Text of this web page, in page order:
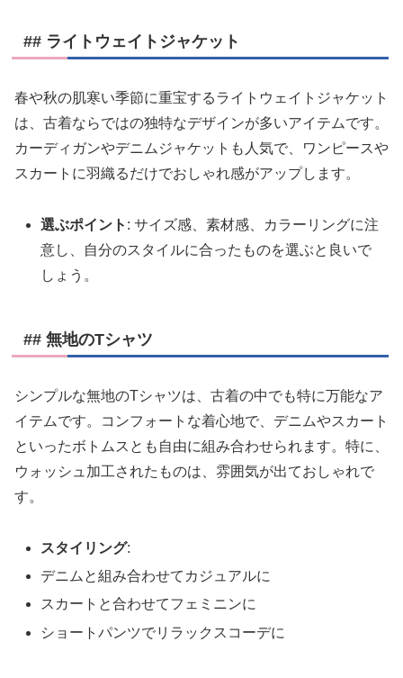
## ライトウェイトジャケット
春や秋の肌寒い季節に重宝するライトウェイトジャケット
は、古着ならではの独特なデザインが多いアイテムです。
カーディガンやデニムジャケットも人気で、ワンピースや
スカートに羽織るだけでおしゃれ感がアップします。
選ぶポイント : サイズ感、素材感、カラーリングに注
意し、自分のスタイルに合ったものを選ぶと良いで
しょう。
## 無地のTシャツ
シンプルな無地のTシャツは、古着の中でも特に万能なア
イテムです。コンフォートな着心地で、デニムやスカート
といったボトムスとも自由に組み合わせられます。特に、
ウォッシュ加工されたものは、雰囲気が出ておしゃれで
す。
スタイリング:
デニムと組み合わせてカジュアルに
スカートと合わせてフェミニンに
ショートパンツでリラックスコーデに